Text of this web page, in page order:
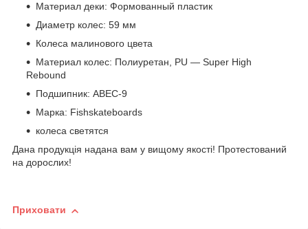
Материал деки: Формованный пластик
Диаметр колес: 59 мм
Колеса малинового цвета
Материал колес: Полиуретан, PU — Super High
Rebound
Подшипник: ABEC-9
Марка: Fishskateboards
колеса светятся
Дана продукція надана вам у вищому якості! Протестований
на дорослих!
Приховати